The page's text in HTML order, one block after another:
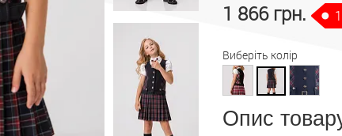
1 866 грн.
Виберіть колір
Опис